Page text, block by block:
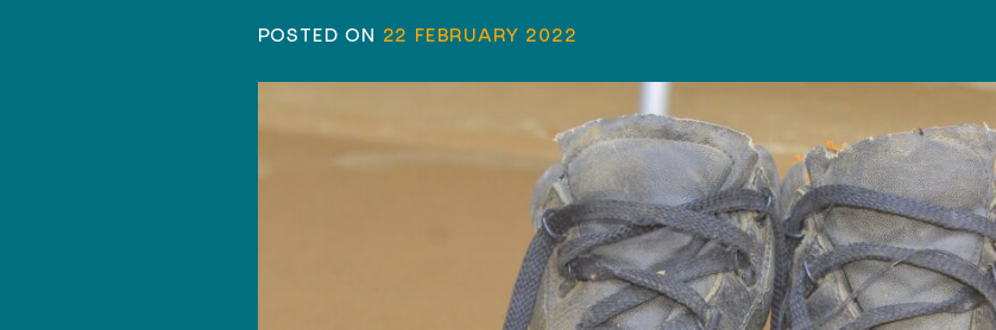
POSTED ON 22 FEBRUARY 2022